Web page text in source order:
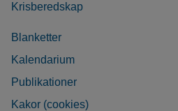
Krisberedskap
Blanketter
Kalendarium
Publikationer
Kakor (cookies)